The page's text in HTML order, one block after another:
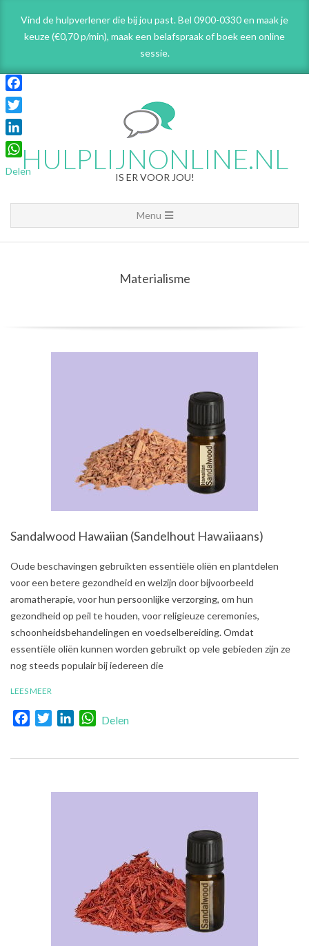
content
Vind de hulpverlener die bij jou past. Bel 0900-0330 en maak je
keuze (€0,70 p/min), maak een belafspraakof boek een online
sessie.
HULPLIJNONLINE.NL
IS ER VOOR JOU!
Navigation
Menu
Menu
Materialisme
Sandalwood Hawaiian (Sandelhout Hawaiiaans)
2021-
Oude beschavingen gebruikten essentiële oliën en plantdelen
voor een betere gezondheid en welzijn door bijvoorbeeld
aromatherapie, voor hun persoonlijke verzorging, om hun
gezondheid op peil te houden, voor religieuze ceremonies,
schoonheidsbehandelingen en voedselbereiding. Omdat
essentiële oliën kunnen worden gebruikt op vele gebieden zijn ze
nog steeds populair bij iedereen die
LEES MEER
FacebookTwitterLinkedInWhatsApp
Delen
Facebook
Twitter
LinkedIn
WhatsApp
Delen